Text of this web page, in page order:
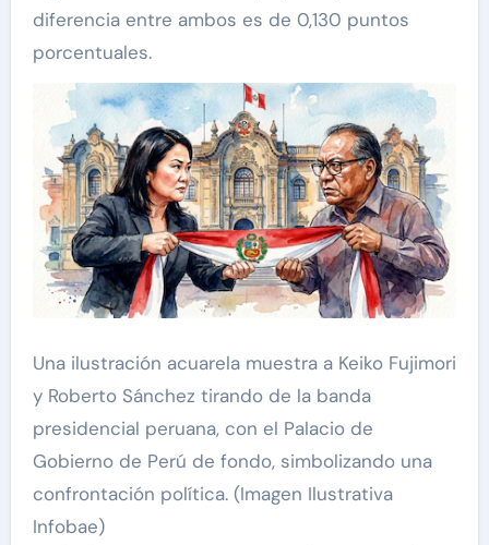
diferencia entre ambos es de 0,130 puntos
porcentuales.
Una ilustración acuarela muestra a Keiko Fujimori
y Roberto Sánchez tirando de la banda
presidencial peruana, con el Palacio de
Gobierno de Perú de fondo, simbolizando una
confrontación política. (Imagen Ilustrativa
Infobae)